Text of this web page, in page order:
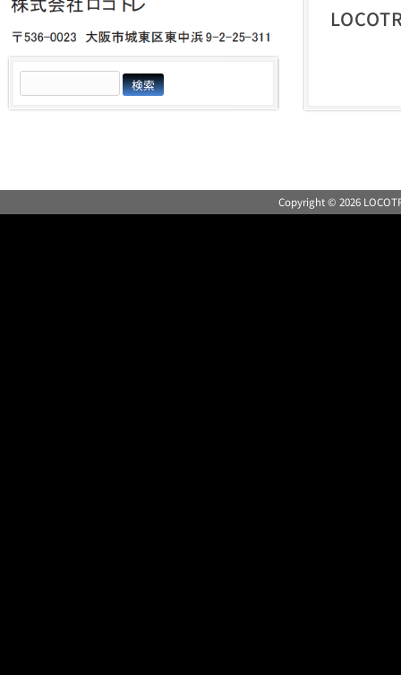
索:
Copyright © 2026